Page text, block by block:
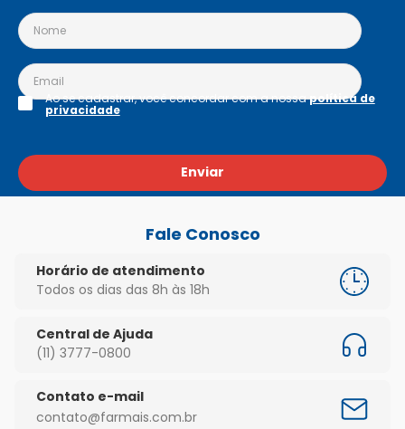
Enviar
Ao se cadastrar, você concordar com a nossapolítica de
privacidade
Fale Conosco
Horário de atendimento
Todos os dias das 8h às 18h
Central de Ajuda
(11) 3777-0800
Contato e-mail
contato@farmais.com.br